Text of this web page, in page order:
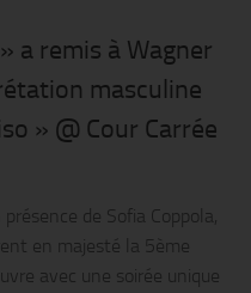
a remis à Wagner
masculine
» @ Cour Carrée
de Sofia Coppola,
en majesté la 5ème
avec une soirée unique